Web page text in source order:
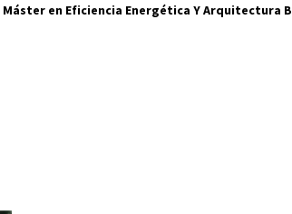
Máster en Eficiencia Energética Y Arquitectura